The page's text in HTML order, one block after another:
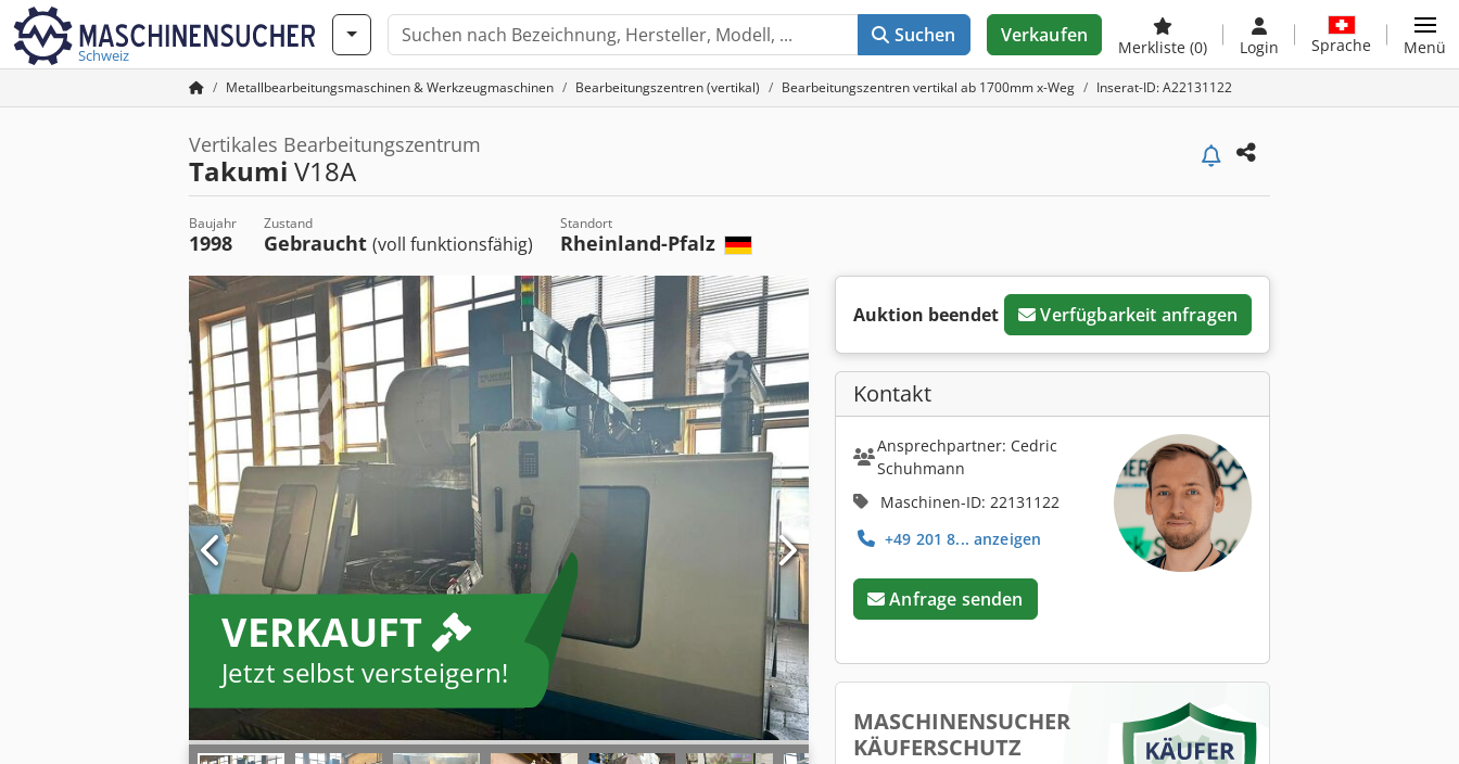
Schweiz
Suchen Verkaufen
Merkliste (0) Login Sprache Menü
Metallbearbeitungsmaschinen & Werkzeugmaschinen Bearbeitungszentren (vertikal) Bearbeitungszentren vertikal ab 1700mm x-Weg Inserat-ID: A22131122
Vertikales Bearbeitungszentrum
Takumi V18A
Baujahr
1998
Zustand
Gebraucht (voll funktionsfähig)
Standort
Rheinland-Pfalz
VERKAUFT
Jetzt selbst versteigern!
Auktion beendet Verfügbarkeit anfragen
Kontakt
Ansprechpartner: Cedric
Schuhmann
Maschinen-ID: 22131122
+49 201 8... anzeigen
Anfrage senden
MASCHINENSUCHER
KÄUFERSCHUTZ